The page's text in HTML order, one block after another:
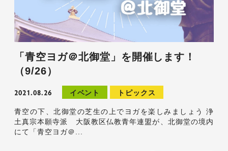
「青空ヨガ＠北御堂」を開催します！
（9/26）
2021.08.26 イベント トピックス
青空の下、北御堂の芝生の上でヨガを楽しみましょう 浄
土真宗本願寺派 大阪教区仏教青年連盟が、北御堂の境内
にて「青空ヨガ＠...